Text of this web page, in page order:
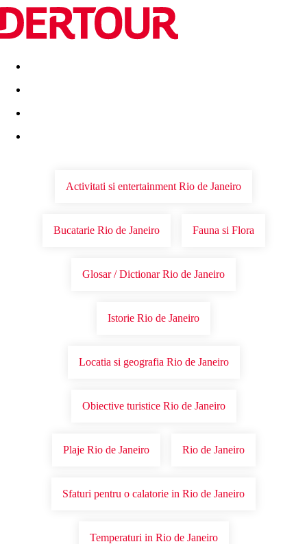
Destinatii Vacanta perfecta OFERTE DE NERATAT
Activitati si entertainment Rio de Janeiro
Bucatarie Rio de Janeiro Fauna si Flora
Glosar / Dictionar Rio de Janeiro
Istorie Rio de Janeiro
Locatia si geografia Rio de Janeiro
Obiective turistice Rio de Janeiro
Plaje Rio de Janeiro Rio de Janeiro
Sfaturi pentru o calatorie in Rio de Janeiro
Temperaturi in Rio de Janeiro